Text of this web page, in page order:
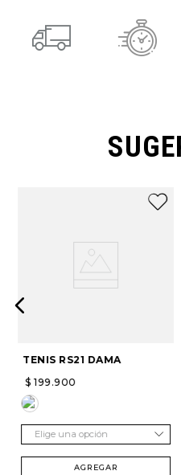
TENIS RS21 DAMA
$ 199.900
Elige una opción
AGREGAR